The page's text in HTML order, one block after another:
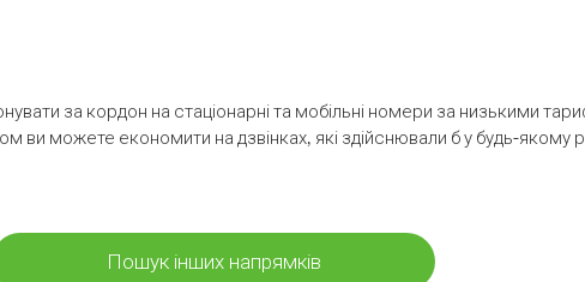
за кордон на стаціонарні та мобільні номери за низькими
ви можете економити на дзвінках, які здійснювали б у будь-якому
Пошук інших напрямків